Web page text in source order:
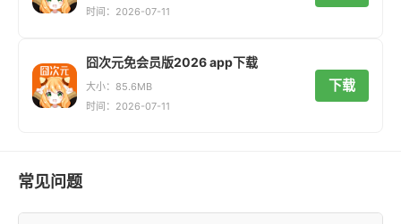
时间：2026-07-11
囧次元免会员版2026 app下载
大小：85.6MB
时间：2026-07-11
下载
常见问题